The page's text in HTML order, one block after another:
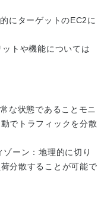
にターゲットのEC2に
トや機能については
な状態であることモニ
でトラフィックを分散
ーン：地理的に切り
分散することが可能で